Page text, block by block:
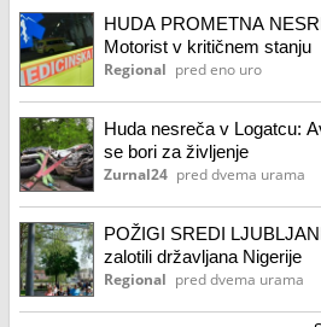
HUDA PROMETNA
Motorist v kritičnem stanju
Regional pred eno uro
Huda nesreča v Logatcu:
se bori za življenje
Zurnal24 pred dvema urama
POŽIGI SREDI
zalotili državljana Nigerije
Regional pred dvema urama